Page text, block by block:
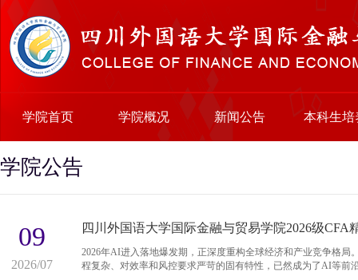
学院首页 学院概况 新闻公告 本科生培
学院公告
09
2026/07
四川外国语大学国际金融与贸易学院2026级CFA
2026年AI进入落地爆发期，正深度重构全球经济和产业竞争格
程复杂、对效率和风控要求严苛的固有特性，已然成为了AI等前